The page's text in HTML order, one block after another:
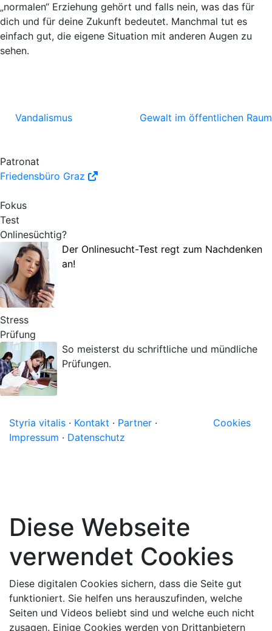
„normalen“ Erziehung gehört und falls nein, was das für
dich und für deine Zukunft bedeutet. Manchmal tut es
einfach gut, die eigene Situation mit anderen Augen zu
sehen.
Vandalismus Gewalt im öffentlichen Raum
Patronat
Friedensbüro Graz
Fokus
Test
Onlinesüchtig?
Der Onlinesucht-Test regt zum Nachdenken
an!
Stress
Prüfung
So meisterst du schriftliche und mündliche
Prüfungen.
Styria vitalis · Kontakt · Partner ·
Impressum · Datenschutz
Cookies
Diese Webseite
verwendet Cookies
Diese digitalen Cookies sichern, dass die Seite gut
funktioniert. Sie helfen uns herauszufinden, welche
Seiten und Videos beliebt sind und welche euch nicht
zusagen. Einige Cookies werden von Drittanbietern